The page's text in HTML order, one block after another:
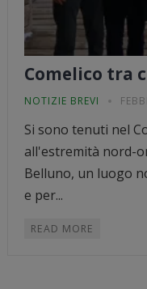
Comelico tra
NOTIZIE BREVI
Si sono tenuti nel
all'estremità nord-
Belluno, un luogo
e per...
READ MORE